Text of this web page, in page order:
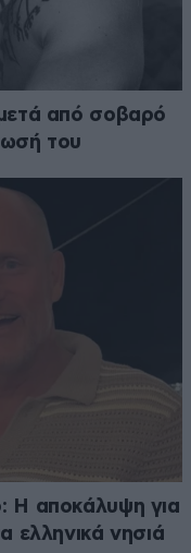
από σοβαρό
του
Η αποκάλυψη για
ελληνικά νησιά